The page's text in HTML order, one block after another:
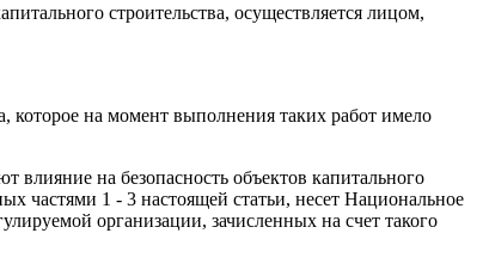
строительства, осуществляется лицом,
которое на момент выполнения таких работ имело
влияние на безопасность объектов капитального
частями 1 - 3 настоящей статьи, несет Национальное
организации, зачисленных на счет такого